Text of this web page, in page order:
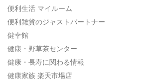
便利生活 マイルーム
便利雑貨のジャストパートナー
健幸館
健康・野草茶センター
健康・長寿に関わる情報
健康家族 楽天市場店